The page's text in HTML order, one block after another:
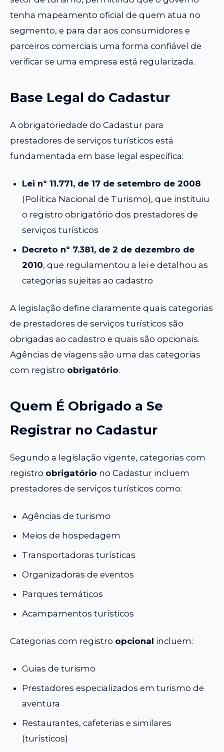
tenha mapeamento oficial de quem atua no
segmento, e para dar aos consumidores e
parceiros comerciais uma forma confiável de
verificar se uma empresa está regularizada.
Base Legal do Cadastur
A obrigatoriedade do Cadastur para
prestadores de serviços turísticos está
fundamentada em base legal específica:
Lei nº 11.771, de 17 de setembro de 2008
(Política Nacional de Turismo), que instituiu
o registro obrigatório dos prestadores de
serviços turísticos
Decreto nº 7.381, de 2 de dezembro de
2010, que regulamentou a lei e detalhou as
categorias sujeitas ao cadastro
A legislação define claramente quais categorias
de prestadores de serviços turísticos são
obrigadas ao cadastro e quais são opcionais.
Agências de viagens são uma das categorias
com registro obrigatório.
Quem É Obrigado a Se
Registrar no Cadastur
Segundo a legislação vigente, categorias com
registro obrigatório no Cadastur incluem
prestadores de serviços turísticos como:
Agências de turismo
Meios de hospedagem
Transportadoras turísticas
Organizadoras de eventos
Parques temáticos
Acampamentos turísticos
Categorias com registro opcional incluem:
Guias de turismo
Prestadores especializados em turismo de
aventura
Restaurantes, cafeterias e similares
(turísticos)